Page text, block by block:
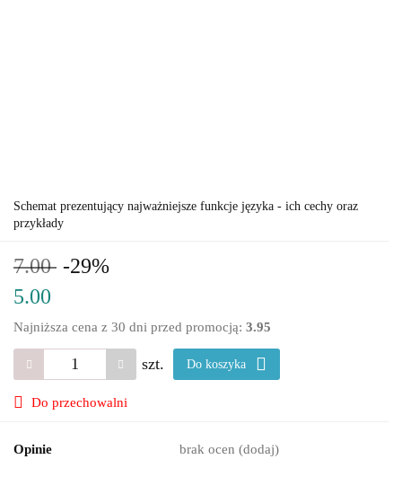
Schemat prezentujący najważniejsze funkcje języka - ich cechy oraz
przykłady
7.00 -29%
5.00
Najniższa cena z 30 dni przed promocją: 3.95
szt. Do koszyka
Do przechowalni
Opinie brak ocen (dodaj)